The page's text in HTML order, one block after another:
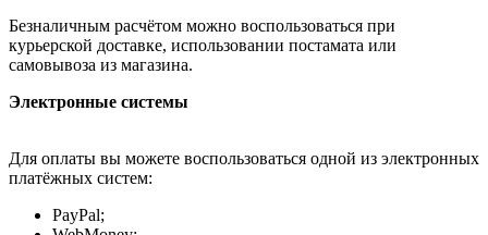
Безналичным расчётом можно воспользоваться при
курьерской доставке, использовании постамата или
самовывоза из магазина.
Электронные системы
Для оплаты вы можете воспользоваться одной из электронных
платёжных систем:
PayPal;